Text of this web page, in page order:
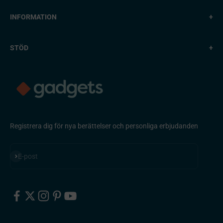
INFORMATION +
STÖD +
Registrera dig för nya berättelser och personliga erbjudanden
E-post
Prenumerera